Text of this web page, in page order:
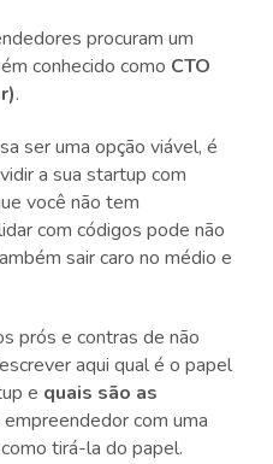
procuram um
conhecido como CTO
.
ser uma opção viável, é
a sua startup com
você não tem
com códigos pode não
sair caro no médio e
prós e contras de não
aqui qual é o papel
e quais são as
com uma
tirá-la do papel.